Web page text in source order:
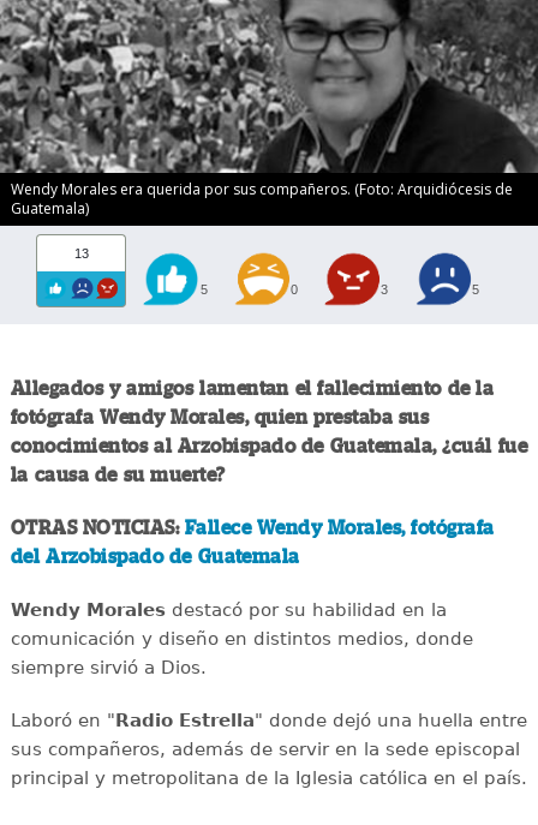
Wendy Morales era querida por sus compañeros. (Foto: Arquidiócesis de
Guatemala)
13
5 0 3 5
Allegados y amigos lamentan el fallecimiento de la
fotógrafa Wendy Morales, quien prestaba sus
conocimientos al Arzobispado de Guatemala, ¿cuál fue
la causa de su muerte?
OTRAS NOTICIAS: Fallece Wendy Morales, fotógrafa
del Arzobispado de Guatemala
Wendy Moralesdestacó por su habilidad en la
comunicación y diseño en distintos medios, donde
siempre sirvió a Dios.
Laboró en "Radio Estrella" donde dejó una huella entre
sus compañeros, además de servir en la sede episcopal
principal y metropolitana de la Iglesia católica en el país.